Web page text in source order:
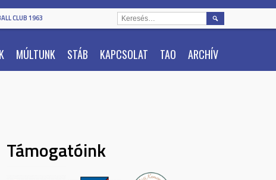
CLUB 1963
MÚLTUNK STÁB KAPCSOLAT TAO ARCHÍV
KERESÉS:
Támogatóink